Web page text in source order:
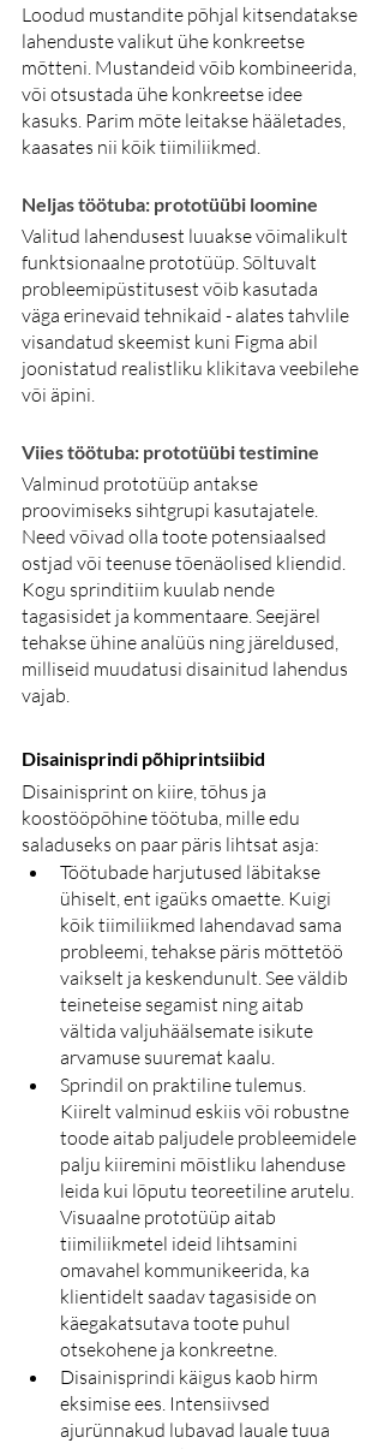
Loodud mustandite põhjal kitsendatakse
lahenduste valikut ühe konkreetse
mõtteni. Mustandeid võib kombineerida,
või otsustada ühe konkreetse idee
kasuks. Parim mõte leitakse hääletades,
kaasates nii kõik tiimiliikmed.
Neljas töötuba: prototüübi loomine
Valitud lahendusest luuakse võimalikult
funktsionaalne prototüüp. Sõltuvalt
probleemipüstitusest võib kasutada
väga erinevaid tehnikaid - alates tahvlile
visandatud skeemist kuni Figma abil
joonistatud realistliku klikitava veebilehe
või äpini.
Viies töötuba: prototüübi testimine
Valminud prototüüp antakse
proovimiseks sihtgrupi kasutajatele.
Need võivad olla toote potensiaalsed
ostjad või teenuse tõenäolised kliendid.
Kogu sprinditiim kuulab nende
tagasisidet ja kommentaare. Seejärel
tehakse ühine analüüs ning järeldused,
milliseid muudatusi disainitud lahendus
vajab.
Disainisprindi põhiprintsiibid
Disainisprint on kiire, tõhus ja
koostööpõhine töötuba, mille edu
saladuseks on paar päris lihtsat asja:
Töötubade harjutused läbitakse
ühiselt, ent igaüks omaette. Kuigi
kõik tiimiliikmed lahendavad sama
probleemi, tehakse päris mõttetöö
vaikselt ja keskendunult. See väldib
teineteise segamist ning aitab
vältida valjuhäälsemate isikute
arvamuse suuremat kaalu.
Sprindil on praktiline tulemus.
Kiirelt valminud eskiis või robustne
toode aitab paljudele probleemidele
palju kiiremini mõistliku lahenduse
leida kui lõputu teoreetiline arutelu.
Visuaalne prototüüp aitab
tiimiliikmetel ideid lihtsamini
omavahel kommunikeerida, ka
klientidelt saadav tagasiside on
käegakatsutava toote puhul
otsekohene ja konkreetne.
Disainisprindi käigus kaob hirm
eksimise ees. Intensiivsed
ajurünnakud lubavad lauale tuua